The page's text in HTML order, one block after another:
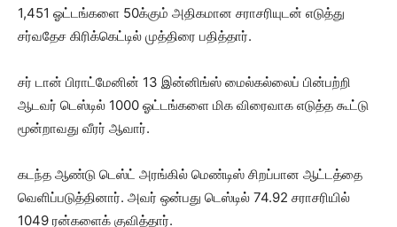
1,451 ஓட்டங்களை 50க்கும் அதிகமான சராசரியுடன் எடுத்து
சர்வதேச கிரிக்கெட்டில் முத்திரை பதித்தார்.
சர் டான் பிராட்மேனின் 13 இன்னிங்ஸ் மைல்கல்லைப் பின்பற்றி
ஆடவர் டெஸ்டில் 1000 ஓட்டங்களை மிக விரைவாக எடுத்த கூட்டு
மூன்றாவது வீரர் ஆவார்.
கடந்த ஆண்டு டெஸ்ட் அரங்கில் மெண்டிஸ் சிறப்பான ஆட்டத்தை
வெளிப்படுத்தினார். அவர் ஒன்பது டெஸ்டில் 74.92 சராசரியில்
1049 ரன்களைக் குவித்தார்.